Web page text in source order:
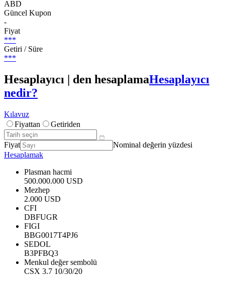
ABD
Güncel Kupon
-
Fiyat
***
Getiri / Süre
***
Hesaplayıcı | den hesaplamaHesaplayıcı
nedir?
Kılavuz
Fiyattan
Getiriden
Fiyat
Nominal değerin yüzdesi
Hesaplamak
Plasman hacmi
500.000.000 USD
Mezhep
2.000 USD
CFI
DBFUGR
FIGI
BBG0017T4PJ6
SEDOL
B3PFBQ3
Menkul değer sembolü
CSX 3.7 10/30/20